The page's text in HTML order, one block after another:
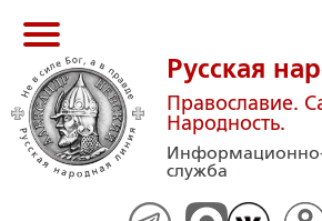
Русская
Православие.
Народность.
Информационно-
служба